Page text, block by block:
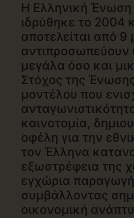
Η Ελληνική
ιδρύθηκε το 2004
αποτελείται από 9
αντιπροσωπεύουν
μεγάλα όσο και
Στόχος της
μοντέλου που
καινοτομία,
οφέλη για την
τον Έλληνα
εξωστρέφεια της
εγχώρια
συμβάλλοντας
οικονομική